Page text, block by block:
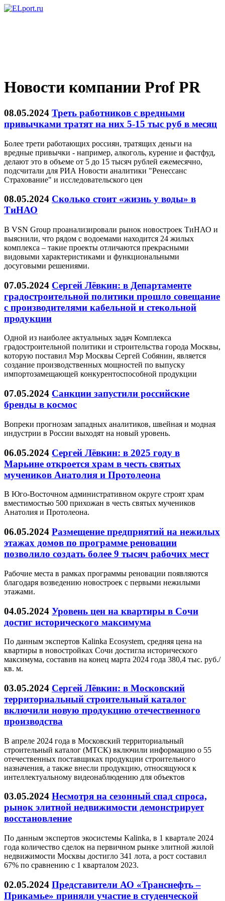
Новости компании Prof PR
08.05.2024 Треть работников с вредными
привычками тратят на них 5-15 тыс руб в месяц
Более трети работающих россиян, тратящих деньги на
вредные привычки - например, алкоголь, курение и фастфуд,
делают это в объеме от 5 до 15 тысяч рублей ежемесячно,
подсчитали для РИА Новости аналитики "Ренессанс
Страхование" и исследовательского цен
08.05.2024 Сколько стоит «жизнь у воды» в
ТиНАО
В VSN Group проанализировали рынок новостроек ТиНАО и
выяснили, что рядом с водоемами находится 24 жилых
комплекса – такие проекты отличаются прекрасными
видовыми характеристиками и функциональными
досуговыми решениями.
07.05.2024 Сергей Лёвкин: в Департаменте
градостроительной политики прошло совещание
с производителями кабельной и стекольной
продукции
Одной из наиболее актуальных задач Комплекса
градостроительной политики и строительства города Москвы,
которую поставил Мэр Москвы Сергей Собянин, является
создание производственных мощностей по выпуску
импортозамещающей конкурентоспособной продукции
07.05.2024 Санкции запустили российские
бренды в космос
Вопреки прогнозам западных аналитиков, швейная и модная
индустрии в России выходят на новый уровень.
06.05.2024 Сергей Лёвкин: в 2025 году в
Марьине откроется храм в честь святых
мучеников Анатолия и Протолеона
В Юго-Восточном административном округе строят храм
вместимостью 500 прихожан в честь святых мучеников
Анатолия и Протолеона.
06.05.2024 Размещение предприятий на нежилых
этажах домов по программе реновации
позволило создать более 9 тысяч рабочих мест
Рабочие места в рамках программы реновации появляются
благодаря возведению новостроек с первыми нежилыми
этажами.
04.05.2024 Уровень цен на квартиры в Сочи
достиг исторического максимума
По данным экспертов Kalinka Ecosystem, cредняя цена на
квартиры в новостройках Сочи достигла исторического
максимума, составив на конец марта 2024 года 380,4 тыс. руб./
кв. м.
03.05.2024 Сергей Лёвкин: в Московский
территориальный строительный каталог
включили новую продукцию отечественного
производства
В апреле 2024 года в Московский территориальный
строительный каталог (МТСК) включили информацию о 55
отечественных поставщиках продукции строительного
назначения, а также внесли продукцию, относящуюся к
интеллектуальному видеонаблюдению для объектов
03.05.2024 Несмотря на сезонный спад спроса,
рынок элитной недвижимости демонстрирует
восстановление
По данным экспертов экосистемы Kalinka, в 1 квартале 2024
года количество сделок на первичном рынке элитной жилой
недвижимости Москвы достигло 341 лота, а рост составил
67% по сравнению с 1 кварталом 2023.
02.05.2024 Представители АО «Транснефть –
Прикамье» приняли участие в студенческой